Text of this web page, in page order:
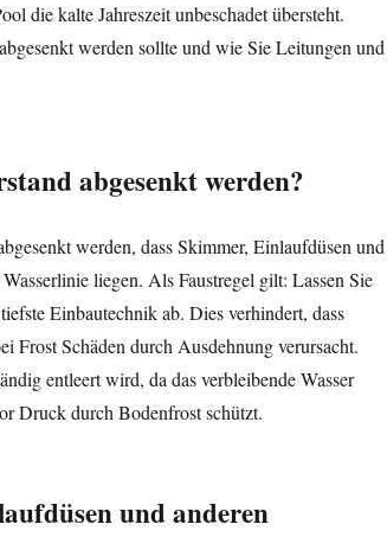
die kalte Jahreszeit unbeschadet übersteht.
werden sollte und wie Sie Leitungen und
abgesenkt werden?
werden, dass Skimmer, Einlaufdüsen und
liegen. Als Faustregel gilt: Lassen Sie
Einbautechnik ab. Dies verhindert, dass
Frost Schäden durch Ausdehnung verursacht.
entleert wird, da das verbleibende Wasser
Druck durch Bodenfrost schützt.
und anderen